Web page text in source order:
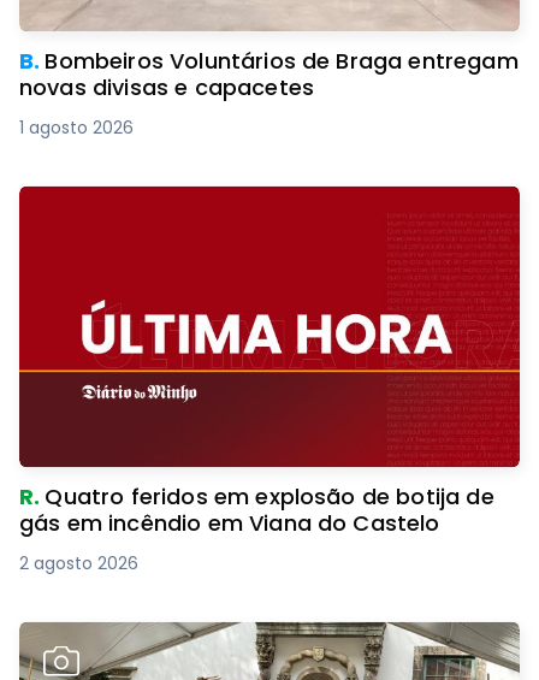
B. Bombeiros Voluntários de Braga entregam
novas divisas e capacetes
1 agosto 2026
R. Quatro feridos em explosão de botija de
gás em incêndio em Viana do Castelo
2 agosto 2026